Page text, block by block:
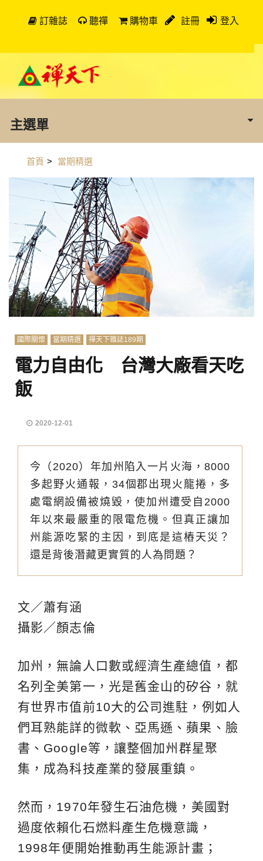
訂雜誌 聽禪 購物車 註冊 登入
主選單
首頁 > 當期精選
國際關懷 當期精選 禪天下雜誌189期
電力自由化 台灣大廠看天吃
飯
2020-12-01
今（2020）年加州陷入一片火海，8000
多起野火通報，34個郡出現火龍捲，多
處電網設備被燒毀，使加州遭受自2000
年以來最嚴重的限電危機。但真正讓加
州能源吃緊的主因，到底是這樁天災？
還是背後潛藏更實質的人為問題？
文／蕭有涵
攝影／顏志倫
加州，無論人口數或經濟生產總值，都
名列全美第一，光是舊金山的矽谷，就
有世界市值前10大的公司進駐，例如人
們耳熟能詳的微軟、亞馬遜、蘋果、臉
書、Google等，讓整個加州群星聚
集，成為科技產業的發展重鎮。
然而，1970年發生石油危機，美國對
過度依賴化石燃料產生危機意識，
1998年便開始推動再生能源計畫；